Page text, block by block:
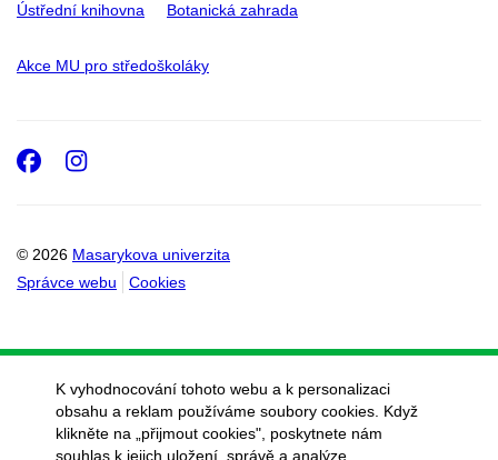
Ústřední knihovna Botanická zahrada
Akce MU pro středoškoláky
© 2026 Masarykova univerzita
Správce webu
Cookies
Facebook
Instagram
K vyhodnocování tohoto webu a k personalizaci
obsahu a reklam používáme soubory cookies. Když
klikněte na „přijmout cookies", poskytnete nám
souhlas k jejich uložení, správě a analýze.